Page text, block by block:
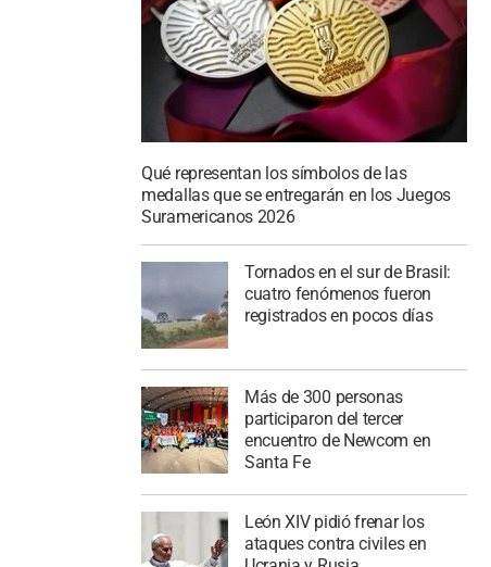
Qué representan los símbolos de las
medallas que se entregarán en los Juegos
Suramericanos 2026
Tornados en el sur de Brasil:
cuatro fenómenos fueron
registrados en pocos días
Más de 300 personas
participaron del tercer
encuentro de Newcom en
Santa Fe
León XIV pidió frenar los
ataques contra civiles en